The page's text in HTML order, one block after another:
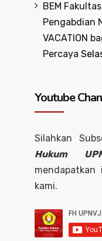
BEM
Pengabdian
VACATION
Percaya
Youtube
Silahkan
Hukum
kami.